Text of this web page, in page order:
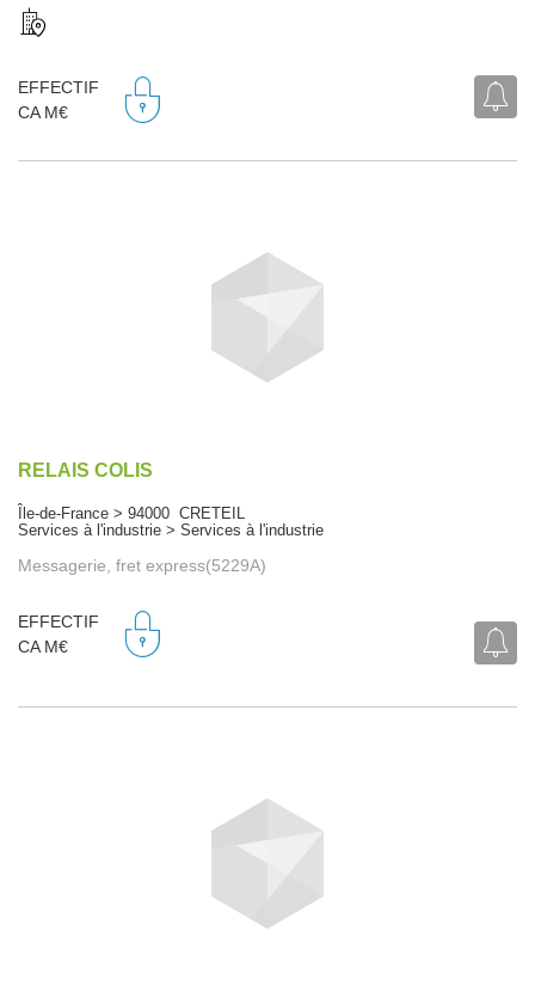
EFFECTIF
CA M€
RELAIS COLIS
Île-de-France > 94000 CRETEIL
Services à l'industrie > Services à l'industrie
Messagerie, fret express(5229A)
EFFECTIF
CA M€